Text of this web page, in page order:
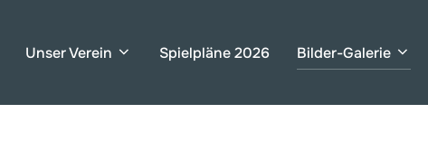
Unser Verein Spielpläne 2026 Bilder-Galerie